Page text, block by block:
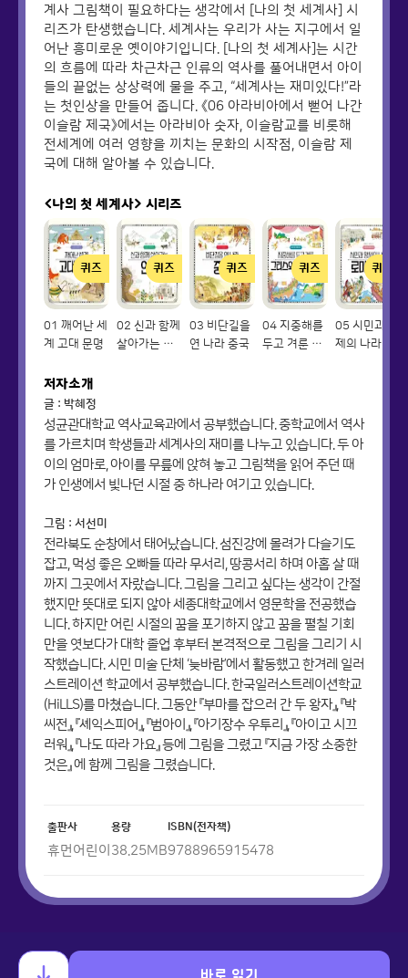
계사 그림책이 필요하다는 생각에서 [나의 첫 세계사] 시
리즈가 탄생했습니다. 세계사는 우리가 사는 지구에서 일
어난 흥미로운 옛이야기입니다. [나의 첫 세계사]는 시간
의 흐름에 따라 차근차근 인류의 역사를 풀어내면서 아이
들의 끝없는 상상력에 물을 주고, “세계사는 재미있다!”라
는 첫인상을 만들어 줍니다. 《06 아라비아에서 뻗어 나간
이슬람 제국》에서는 아라비아 숫자, 이슬람교를 비롯해
전세계에 여러 영향을 끼치는 문화의 시작점, 이슬람 제
국에 대해 알아볼 수 있습니다.
<나의 첫 세계사> 시리즈
퀴즈
01 깨어난 세
계 고대 문명
퀴즈
02 신과 함께
살아가는 인
퀴즈
03 비단길을
연 나라 중국
퀴즈
04 지중해를
두고 겨룬 그
퀴즈
05 시민과 황
제의 나라 로
저자소개
글 : 박혜정
성균관대학교 역사교육과에서 공부했습니다. 중학교에서 역사
를 가르치며 학생들과 세계사의 재미를 나누고 있습니다. 두 아
이의 엄마로, 아이를 무릎에 앉혀 놓고 그림책을 읽어 주던 때
가 인생에서 빛나던 시절 중 하나라 여기고 있습니다.
그림 : 서선미
전라북도 순창에서 태어났습니다. 섬진강에 몰려가 다슬기도
잡고, 먹성 좋은 오빠들 따라 무서리, 땅콩서리 하며 아홉 살 때
까지 그곳에서 자랐습니다. 그림을 그리고 싶다는 생각이 간절
했지만 뜻대로 되지 않아 세종대학교에서 영문학을 전공했습
니다. 하지만 어린 시절의 꿈을 포기하지 않고 꿈을 펼칠 기회
만을 엿보다가 대학 졸업 후부터 본격적으로 그림을 그리기 시
작했습니다. 시민 미술 단체 ‘늦바람’에서 활동했고 한겨레 일러
스트레이션 학교에서 공부했습니다. 한국일러스트레이션학교
(HiLLS)를 마쳤습니다. 그동안 『부마를 잡으러 간 두 왕자』, 『박
씨전』, 『셰익스피어』, 『범아이』, 『아기장수 우투리』, 『아이고 시끄
러워』, 『나도 따라 가요』 등에 그림을 그렸고 『지금 가장 소중한
것은』 에 함께 그림을 그렸습니다.
출판사
휴먼어린이
용량
38.25MB
ISBN(전자책)
9788965915478